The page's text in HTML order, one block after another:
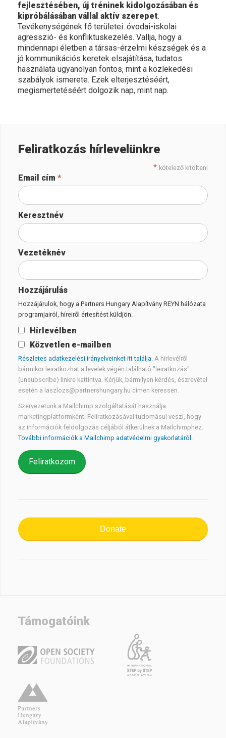
fejlesztésében, új tréninek kidolgozásában és
kipróbálásában vállal aktív szerepet.
Tevékenységének fő területei: óvodai-iskolai
agresszió- és konfliktuskezelés. Vallja, hogy a
mindennapi életben a társas-érzelmi készségek és a
jó kommunikációs keretek elsajátítása, tudatos
használata ugyanolyan fontos, mint a közlekedési
szabályok ismerete. Ezek elterjesztéséért,
megismertetéséért dolgozik nap, mint nap.
Feliratkozás hírlevelünkre
* kötelező kitölteni
Email cím *
Keresztnév
Vezetéknév
Hozzájárulás
Hozzájárulok, hogy a Partners Hungary Alapítvány REYN hálózata
programjairól, híreiről értesítést küldjön.
Hírlevélben
Közvetlen e-mailben
Részletes adatkezelési irányelveinket itt találja. A hírlevélről
bármikor leiratkozhat a levelek végén található "leiratkozás"
(unsubscribe) linkre kattintva. Kérjük, bármilyen kérdés, észrevétel
esetén a laszlozs@partnershungary.hu címen keressen.
Szervezetünk a Mailchimp szolgáltatását használja
marketingplatformként. Feliratkozásával tudomásul veszi, hogy
az információk feldolgozás céljából átkerülnek a Mailchimphez.
További információk a Mailchimp adatvédelmi gyakorlatáról.
Donate
Támogatóink